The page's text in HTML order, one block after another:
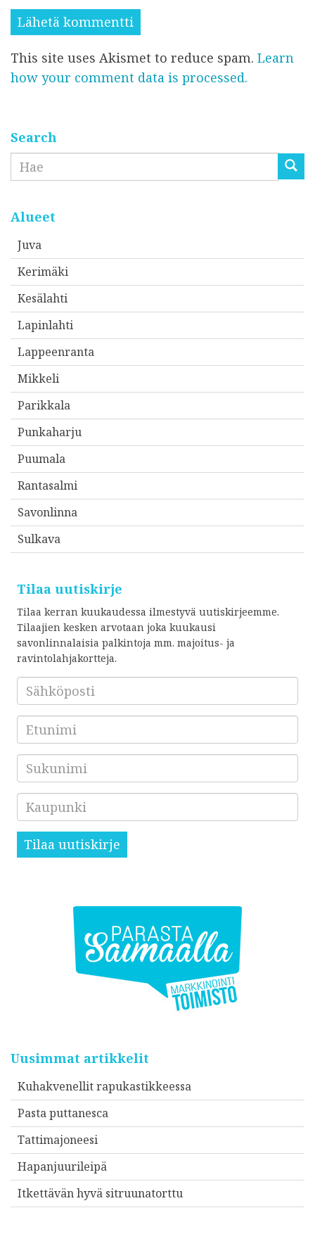
i
*
i
*
h
k
ö
p
t
i
o
o
t
e
s
This site uses Akismet to reduce spam. Learn
how your comment data is processed.
Search
Etsi
Alueet
Juva
Kerimäki
Kesälahti
Lapinlahti
Lappeenranta
Mikkeli
Parikkala
Punkaharju
Puumala
Rantasalmi
Savonlinna
Sulkava
Tilaa uutiskirje
Tilaa kerran kuukaudessa ilmestyvä uutiskirjeemme.
Tilaajien kesken arvotaan joka kuukausi
savonlinnalaisia palkintoja mm. majoitus- ja
ravintolahjakortteja.
Sähköposti
Etunimi
Sukunimi
Kaupunki
Tilaa uutiskirje
Uusimmat artikkelit
Kuhakvenellit rapukastikkeessa
Pasta puttanesca
Tattimajoneesi
Hapanjuurileipä
Itkettävän hyvä sitruunatorttu